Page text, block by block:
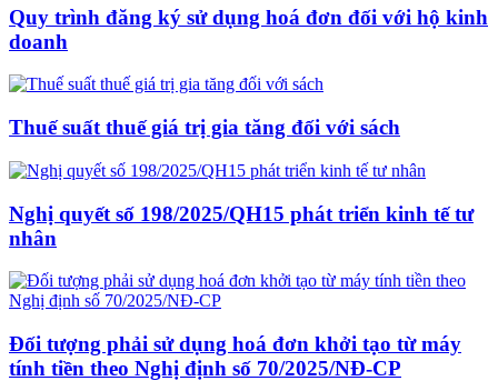
Quy trình đăng ký sử dụng hoá đơn đối với hộ kinh
doanh
Thuế suất thuế giá trị gia tăng đối với sách
Nghị quyết số 198/2025/QH15 phát triển kinh tế tư
nhân
Đối tượng phải sử dụng hoá đơn khởi tạo từ máy
tính tiền theo Nghị định số 70/2025/NĐ-CP